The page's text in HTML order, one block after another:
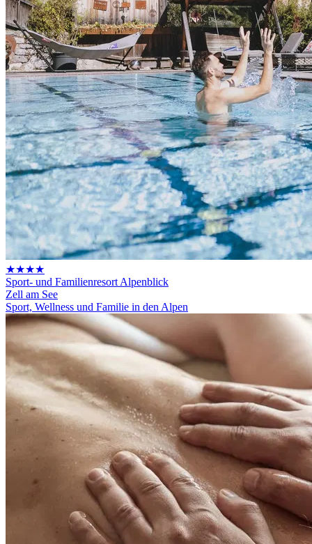
★★★★
Sport- und Familienresort Alpenblick
Zell am See
Sport, Wellness und Familie in den Alpen